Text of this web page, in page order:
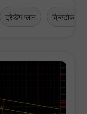
ट्रेडिंग प्लान क्रिप्टोकरेंसी